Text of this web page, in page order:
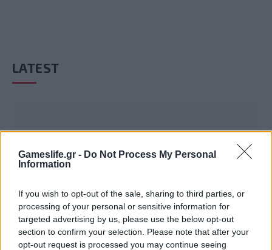
Gameslife.gr - Do Not Process My Personal
Information
If you wish to opt-out of the sale, sharing to third parties, or
processing of your personal or sensitive information for
targeted advertising by us, please use the below opt-out
section to confirm your selection. Please note that after your
opt-out request is processed you may continue seeing
LATEST
GAMING HARDWARE